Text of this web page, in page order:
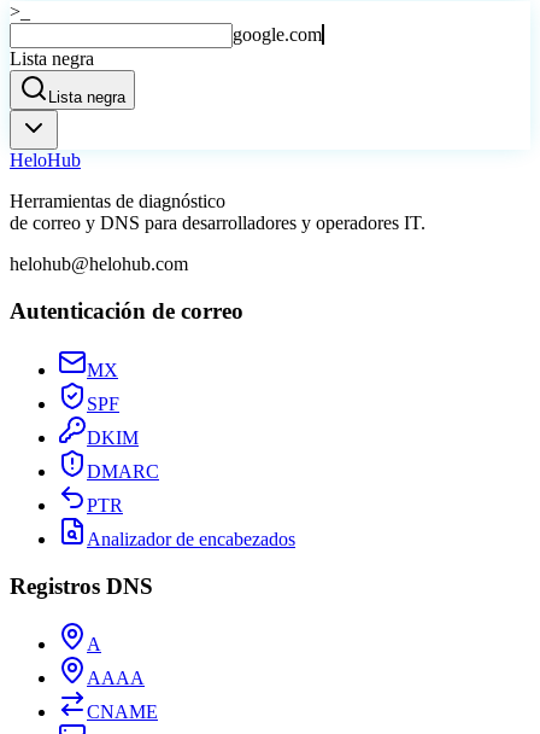
>_
google.com
Lista negra
Lista negra
HeloHub
Herramientas de diagnóstico
de correo y DNS para desarrolladores y operadores IT.
helohub@helohub.com
Autenticación de correo
MX
SPF
DKIM
DMARC
PTR
Analizador de encabezados
Registros DNS
A
AAAA
CNAME